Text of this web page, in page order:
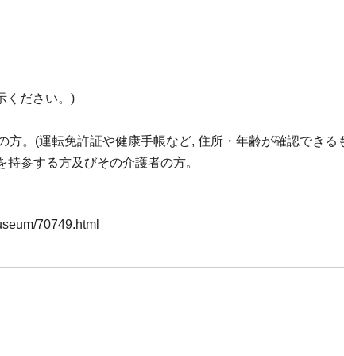
ください。)
方。(運転免許証や健康手帳など, 住所・年齢が確認できる
参する方及びその介護者の方。
70749.html